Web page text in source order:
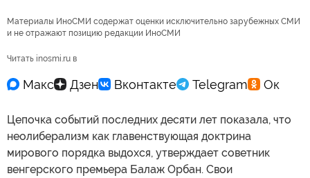
Материалы ИноСМИ содержат оценки исключительно зарубежных СМИ
и не отражают позицию редакции ИноСМИ
Читать inosmi.ru в
Цепочка событий последних десяти лет показала, что
неолиберализм как главенствующая доктрина
мирового порядка выдохся, утверждает советник
венгерского премьера Балаж Орбан. Свои